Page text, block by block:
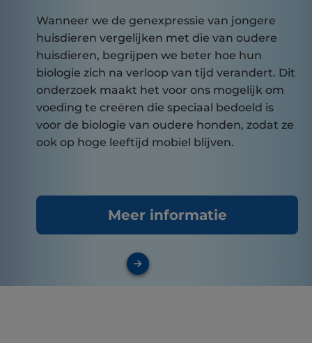
Wanneer we de genexpressie van jongere
huisdieren vergelijken met die van oudere
huisdieren, begrijpen we beter hoe hun
biologie zich na verloop van tijd verandert. Dit
onderzoek maakt het voor ons mogelijk om
voeding te creëren die speciaal bedoeld is
voor de biologie van oudere honden, zodat ze
ook op hoge leeftijd mobiel blijven.
Meer informatie